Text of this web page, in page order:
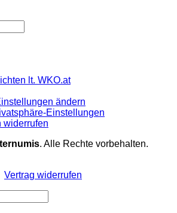
lt. WKO.at
ändern
Einstellungen
widerrufen
. Alle Rechte vorbehalten.
Vertrag widerrufen